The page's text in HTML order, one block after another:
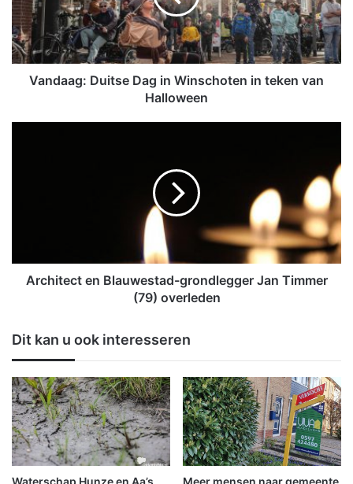
a
g
:
D
o
t
e
n
i
n
t
e
k
Vandaag: Duitse Dag in Winschoten in teken van
Halloween
t
a
u
w
e
s
t
a
d
-
Architect en Blauwestad-grondlegger Jan Timmer
(79) overleden
Dit kan u ook interesseren